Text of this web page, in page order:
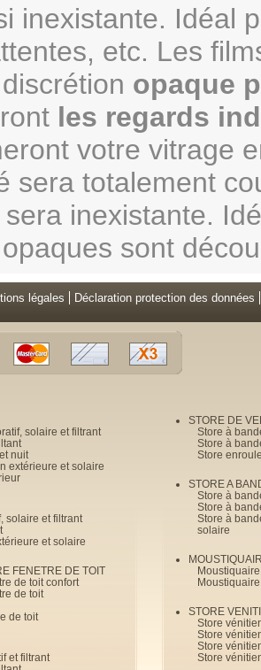
inexistante. Idéal
etc. Les
opaque
les regards
votre vitrage
sera totalement
sera inexistante.
sont
légales
Déclaration protection des données
solaire et filtrant
nuit
extérieure et solaire
solaire et filtrant
et solaire
FENETRE DE TOIT
de toit confort
de toit
de toit
et filtrant
STORE DE
Store à
Store à
Store
STORE A
Store à
Store à
Store à
solaire
STORE
Store
Store
Store
Store